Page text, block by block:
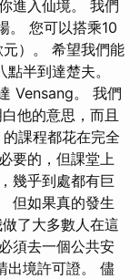
進入仙境。 我們
。 您可以搭乘10
）。 希望我們能
半到達楚夫。
Vensang。 我們
他的意思，而且
課程都花在完全
要的，但課堂上
幾乎到處都有巨
但如果真的發生
了大多數人在這
須去一個公共安
出境許可證。 儘